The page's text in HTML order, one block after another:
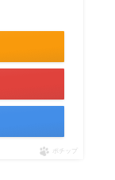
ポチップ